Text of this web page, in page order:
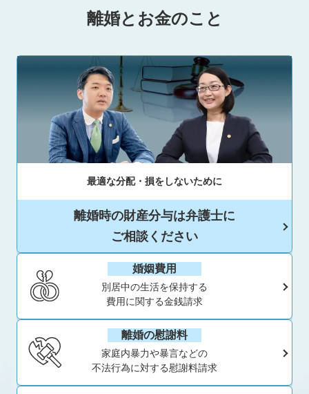
離婚とお金のこと
最適な分配・損をしないために
離婚時の財産分与は弁護士に
ご相談ください
婚姻費用
別居中の生活を保持する
費用に関する金銭請求
離婚の慰謝料
家庭内暴力や暴言などの
不法行為に対する慰謝料請求